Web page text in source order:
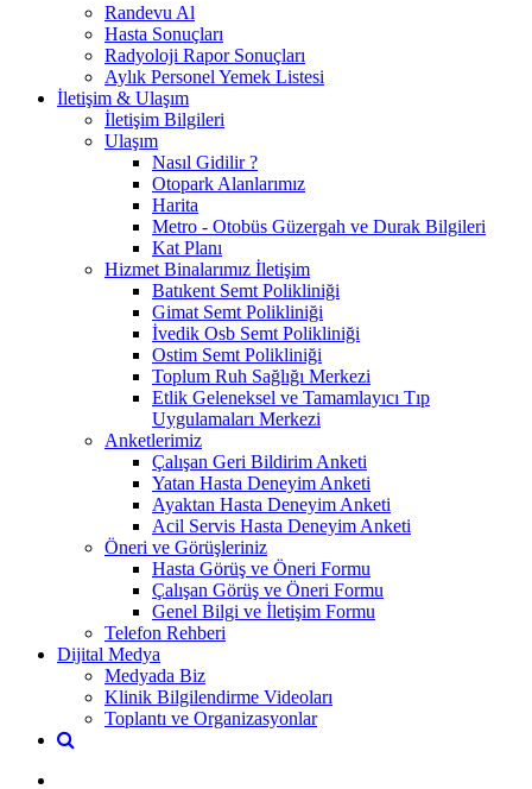
Randevu Al
Hasta Sonuçları
Radyoloji Rapor Sonuçları
Aylık Personel Yemek Listesi
İletişim & Ulaşım
İletişim Bilgileri
Ulaşım
Nasıl Gidilir ?
Otopark Alanlarımız
Harita
Metro - Otobüs Güzergah ve Durak Bilgileri
Kat Planı
Hizmet Binalarımız İletişim
Batıkent Semt Polikliniği
Gimat Semt Polikliniği
İvedik Osb Semt Polikliniği
Ostim Semt Polikliniği
Toplum Ruh Sağlığı Merkezi
Etlik Geleneksel ve Tamamlayıcı Tıp
Uygulamaları Merkezi
Anketlerimiz
Çalışan Geri Bildirim Anketi
Yatan Hasta Deneyim Anketi
Ayaktan Hasta Deneyim Anketi
Acil Servis Hasta Deneyim Anketi
Öneri ve Görüşleriniz
Hasta Görüş ve Öneri Formu
Çalışan Görüş ve Öneri Formu
Genel Bilgi ve İletişim Formu
Telefon Rehberi
Dijital Medya
Medyada Biz
Klinik Bilgilendirme Videoları
Toplantı ve Organizasyonlar